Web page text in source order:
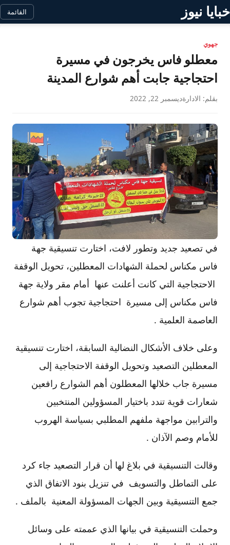
خبايا نيوز القائمة
جهوي
معطلو فاس يخرجون في مسيرة
احتجاجية جابت أهم شوارع المدينة
بقلم: الادارةديسمبر 22, 2022
في تصعيد جديد وتطور لافت، اختارت تنسيقية جهة
فاس مكناس لحملة الشهادات المعطلين، تحويل الوقفة
الاحتجاجية التي كانت أعلنت عنها أمام مقر ولاية جهة
فاس مكناس إلى مسيرة احتجاجية تجوب أهم شوارع
العاصمة العلمية .
وعلى خلاف الأشكال النضالية السابقة، اختارت تنسيقية
المعطلين التصعيد وتحويل الوقفة الاحتجاجية إلى
مسيرة جاب خلالها المعطلون أهم الشوارع رافعين
شعارات قوية تندد باختيار المسؤولين المنتخبين
والترابين مواجهة ملفهم المطلبي بسياسة الهروب
للأمام وصم الآذان .
وقالت التنسيقية في بلاغ لها أن قرار التصعيد جاء كرد
على التماطل والتسويف في تنزيل بنود الاتفاق الذي
جمع التنسيقية وبين الجهات المسؤولة المعنية بالملف .
وحملت التنسيقية في بيانها الذي عممته على وسائل